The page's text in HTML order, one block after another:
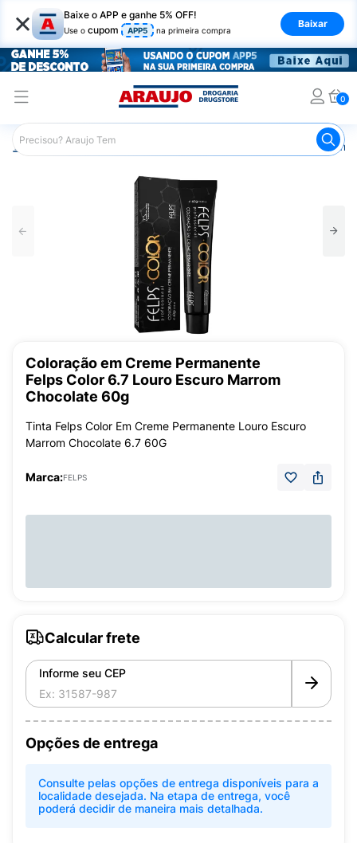
× Baixe o APP e ganhe 5% OFF!
Use o cupom APP5 na primeira compra
Baixar
0
Araujo Cabelo Coloração
Coloração em Creme Permanente
Felps Color 6.7 Louro Escuro Marrom
Chocolate 60g
Tinta Felps Color Em Creme Permanente Louro Escuro
Marrom Chocolate 6.7 60G
Marca:FELPS
Calcular frete
Informe seu CEP
Opções de entrega
Consulte pelas opções de entrega disponíveis para a
localidade desejada. Na etapa de entrega, você
poderá decidir de maneira mais detalhada.